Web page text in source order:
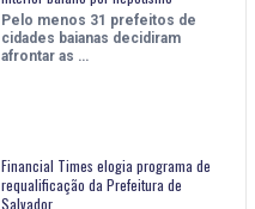
Pelo menos 31 prefeitos de
cidades baianas decidiram
afrontar as …
Financial Times elogia programa de
requalificação da Prefeitura de
Salvador